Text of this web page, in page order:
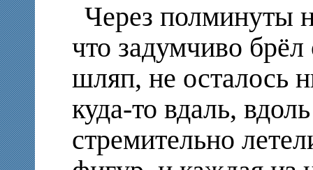
Через полминуты
что задумчиво
шляп, не осталось
куда-то вдаль,
стремительно